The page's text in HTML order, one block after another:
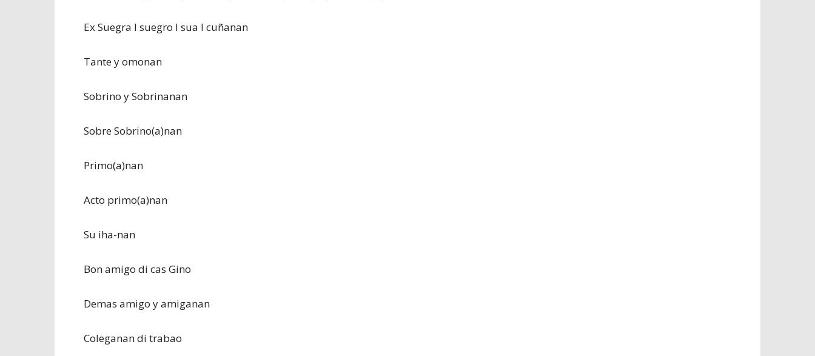
Ex Suegra I suegro I sua I cuñanan
Tante y omonan
Sobrino y Sobrinanan
Sobre Sobrino(a)nan
Primo(a)nan
Acto primo(a)nan
Su iha-nan
Bon amigo di cas Gino
Demas amigo y amiganan
Coleganan di trabao